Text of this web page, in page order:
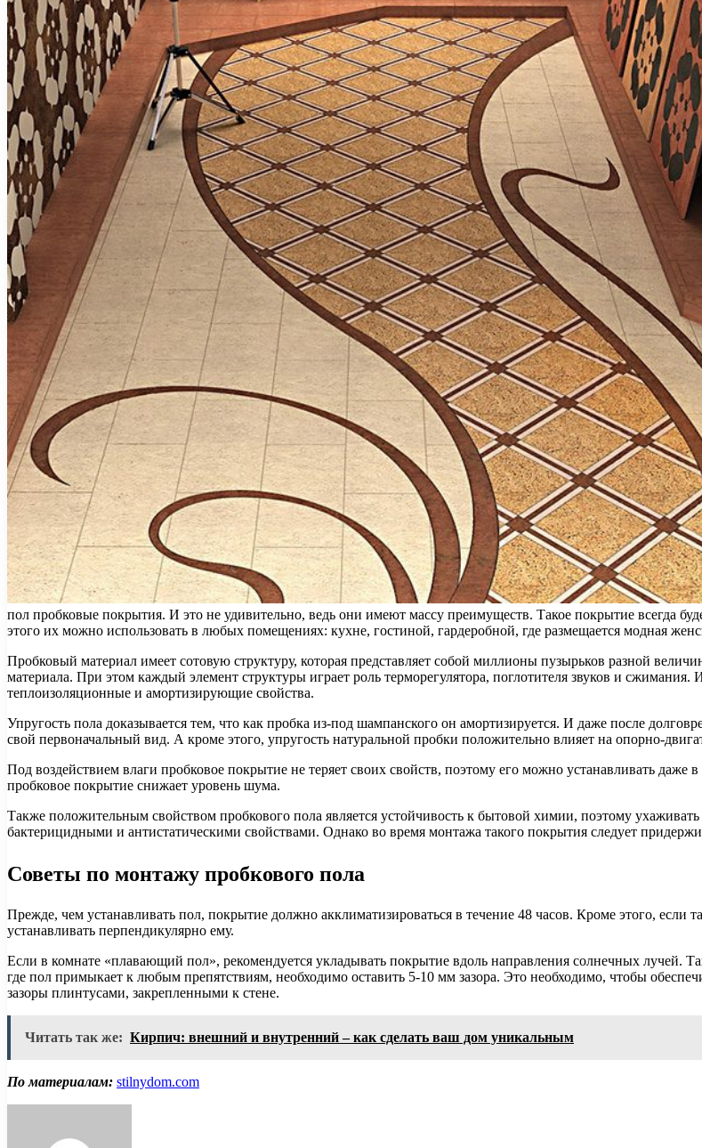
пол пробковые покрытия. И это не удивительно, ведь они имеют массу преимуществ. Такое покрытие всегда
этого их можно использовать в любых помещениях: кухне, гостиной, гардеробной, где размещается модная
Пробковый материал имеет сотовую структуру, которая представляет собой миллионы пузырьков разной
материала. При этом каждый элемент структуры играет роль терморегулятора, поглотителя звуков и
теплоизоляционные и амортизирующие свойства.
Упругость пола доказывается тем, что как пробка из-под шампанского он амортизируется. И даже после
свой первоначальный вид. А кроме этого, упругость натуральной пробки положительно влияет на опорно-
Под воздействием влаги пробковое покрытие не теряет своих свойств, поэтому его можно устанавливать
пробковое покрытие снижает уровень шума.
Также положительным свойством пробкового пола является устойчивость к бытовой химии, поэтому
бактерицидными и антистатическими свойствами. Однако во время монтажа такого покрытия следует
Советы по монтажу пробкового пола
Прежде, чем устанавливать пол, покрытие должно акклиматизироваться в течение 48 часов. Кроме этого, если
устанавливать перпендикулярно ему.
Если в комнате «плавающий пол», рекомендуется укладывать покрытие вдоль направления солнечных лучей.
где пол примыкает к любым препятствиям, необходимо оставить 5-10 мм зазора. Это необходимо, чтобы
зазоры плинтусами, закрепленными к стене.
Читать так же: Кирпич: внешний и внутренний – как сделать ваш дом уникальным
По материалам: stilnydom.com